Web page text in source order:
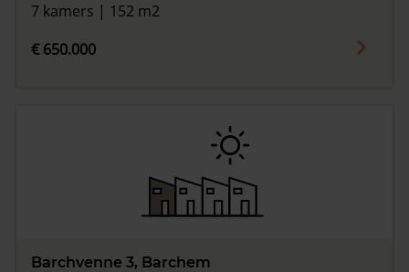
7 kamers | 152 m2
€ 650.000
Barchvenne 3, Barchem